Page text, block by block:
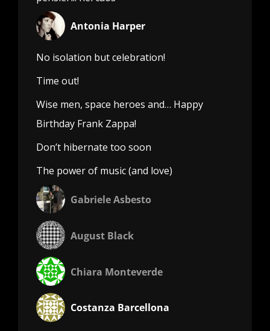
Antonia Harper
No isolation but celebration!
Time out!
Wise men, space heroes and… Happy
Birthday Frank Zappa!
Don’t hibernate too soon
The power of music (and love)
Gabriele Asbesto
August Black
Chiara Monteverde
Costanza Barcellona